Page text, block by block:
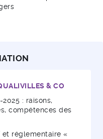
& CO
: raisons,
compétences des
réglementaire «